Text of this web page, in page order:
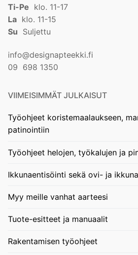
Ti-Pe klo. 11-17
La klo. 11-15
Su Suljettu
info@designapteekki.fi
09 698 1350
VIIMEISIMMÄT JULKAISUT
Työohjeet koristemaalaukseen,
patinointiin
Työohjeet helojen, työkalujen ja
Ikkunaentisöinti sekä ovi- ja
Myy meille vanhat aarteesi
Tuote-esitteet ja manuaalit
Rakentamisen työohjeet